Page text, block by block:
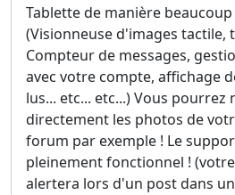
Tablette de manière
(Visionneuse d'images tactile,
Compteur de messages,
avec votre compte, affichage
lus... etc... etc...) Vous pourrez
directement les photos de
forum par exemple ! Le
pleinement fonctionnel !
alertera lors d'un post dans